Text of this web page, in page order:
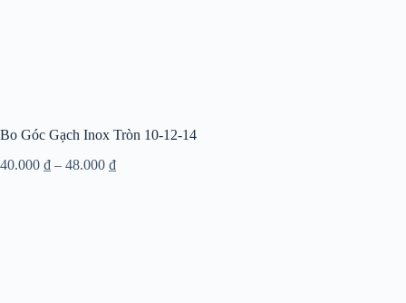
Bo Góc Gạch Inox Tròn 10-12-14
40.000 ₫ – 48.000 ₫